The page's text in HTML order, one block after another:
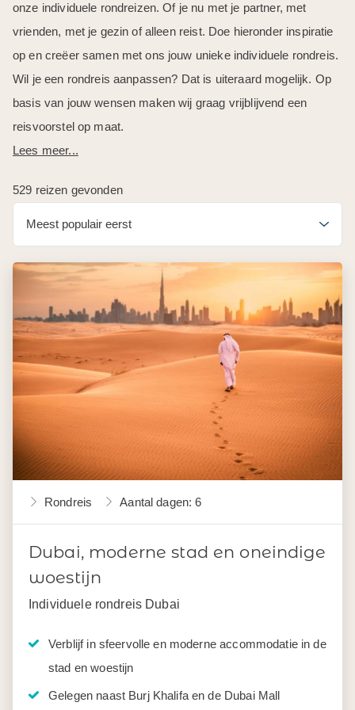
onze individuele rondreizen. Of je nu met je partner, met
vrienden, met je gezin of alleen reist. Doe hieronder inspiratie
op en creëer samen met ons jouw unieke individuele rondreis.
Wil je een rondreis aanpassen? Dat is uiteraard mogelijk. Op
basis van jouw wensen maken wij graag vrijblijvend een
reisvoorstel op maat.
Lees meer...
529 reizen gevonden
Rondreis Aantal dagen: 6
Dubai, moderne stad en oneindige
woestijn
Individuele rondreis Dubai
Verblijf in sfeervolle en moderne accommodatie in de
stad en woestijn
Gelegen naast Burj Khalifa en de Dubai Mall